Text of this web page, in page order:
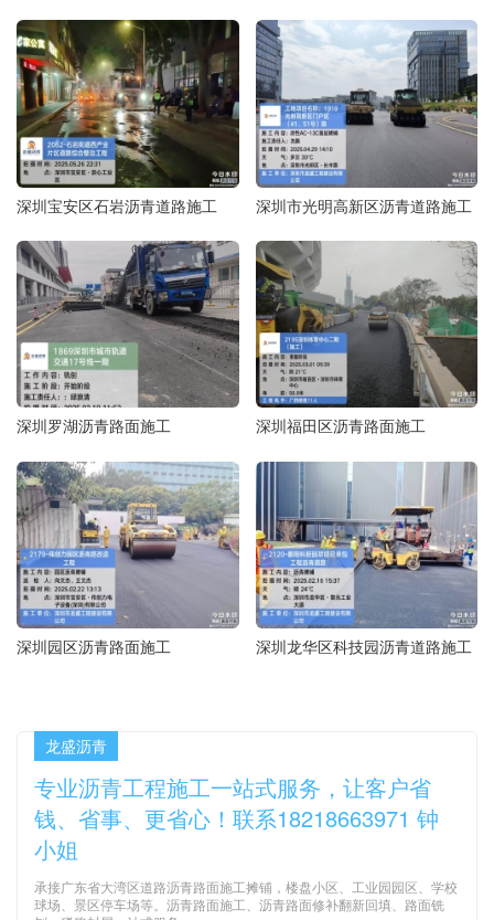
深圳宝安区石岩沥青道路施工 深圳市光明高新区沥青道路施工
深圳罗湖沥青路面施工 深圳福田区沥青路面施工
深圳园区沥青路面施工 深圳龙华区科技园沥青道路施工
龙盛沥青
专业沥青工程施工一站式服务，让客户省
钱、省事、更省心！联系18218663971 钟
小姐
承接广东省大湾区道路沥青路面施工摊铺，楼盘小区、工业园园区、学校
球场、景区停车场等。沥青路面施工、沥青路面修补翻新回填、路面铣